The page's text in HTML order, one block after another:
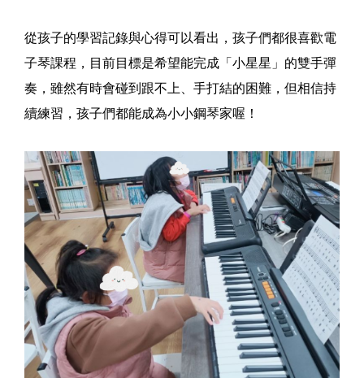
從孩子的學習記錄與心得可以看出，孩子們都很喜歡電
子琴課程，目前目標是希望能完成「小星星」的雙手彈
奏，雖然有時會碰到跟不上、手打結的困難，但相信持
續練習，孩子們都能成為小小鋼琴家喔！